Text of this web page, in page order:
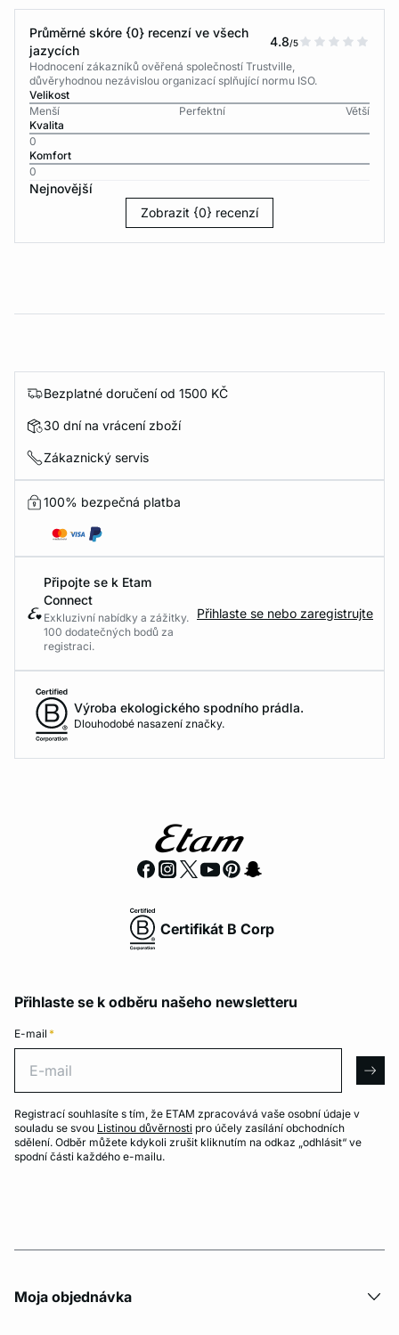
Průměrné skóre {0} recenzí ve všech
jazycích
4.8/5
Hodnocení zákazníků ověřená společností Trustville,
důvěryhodnou nezávislou organizací splňující normu ISO.
Velikost
Menší
Perfektní
Větší
Kvalita
0
Komfort
0
Nejnovější
Zobrazit {0} recenzí
Bezplatné doručení od 1500 KČ
30 dní na vrácení zboží
Zákaznický servis
100% bezpečná platba
Připojte se k Etam
Connect
Exkluzivní nabídky a zážitky.
100 dodatečných bodů za
registraci.
Přihlaste se nebo zaregistrujte
Výroba ekologického spodního prádla.
Dlouhodobé nasazení značky.
Certifikát B Corp
Přihlaste se k odběru našeho newsletteru
E-mail *
Registrací souhlasíte s tím, že ETAM zpracovává vaše osobní údaje v
souladu se svou Listinou důvěrnosti pro účely zasílání obchodních
sdělení. Odběr můžete kdykoli zrušit kliknutím na odkaz „odhlásit“ ve
spodní části každého e-mailu.
Moja objednávka